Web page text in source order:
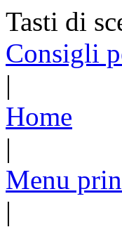
Tasti di
Consigli
|
Home
|
Menu
|